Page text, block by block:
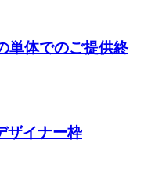
単体でのご提供終
ザイナー枠